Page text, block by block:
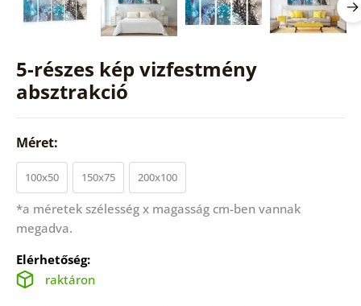
5-részes kép vizfestmény
absztrakció
Méret:
100x50 150x75 200x100
*a méretek szélesség x magasság cm-ben vannak
megadva.
Elérhetőség:
raktáron